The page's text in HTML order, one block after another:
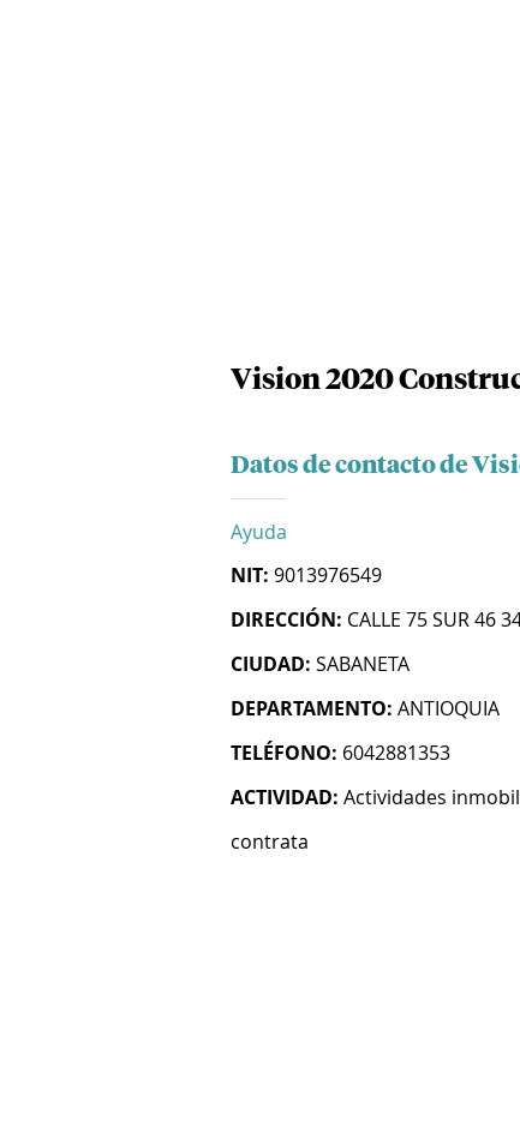
Vision 2020
Datos de contacto de
Ayuda
NIT: 9013976549
DIRECCIÓN: CALLE 75 SUR 46
CIUDAD: SABANETA
DEPARTAMENTO: ANTIOQUIA
TELÉFONO: 6042881353
ACTIVIDAD: Actividades
contrata